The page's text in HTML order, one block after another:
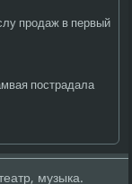
продаж в первый
пострадала
музыка.